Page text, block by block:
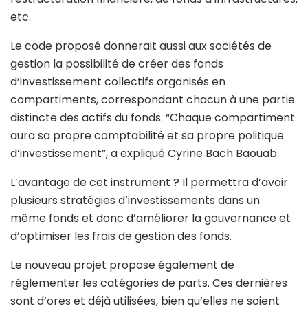
etc.
Le code proposé donnerait aussi aux sociétés de
gestion la possibilité de créer des fonds
d’investissement collectifs organisés en
compartiments, correspondant chacun à une partie
distincte des actifs du fonds. “Chaque compartiment
aura sa propre comptabilité et sa propre politique
d’investissement”, a expliqué Cyrine Bach Baouab.
L’avantage de cet instrument ? Il permettra d’avoir
plusieurs stratégies d’investissements dans un
même fonds et donc d’améliorer la gouvernance et
d’optimiser les frais de gestion des fonds.
Le nouveau projet propose également de
réglementer les catégories de parts. Ces dernières
sont d’ores et déjà utilisées, bien qu’elles ne soient